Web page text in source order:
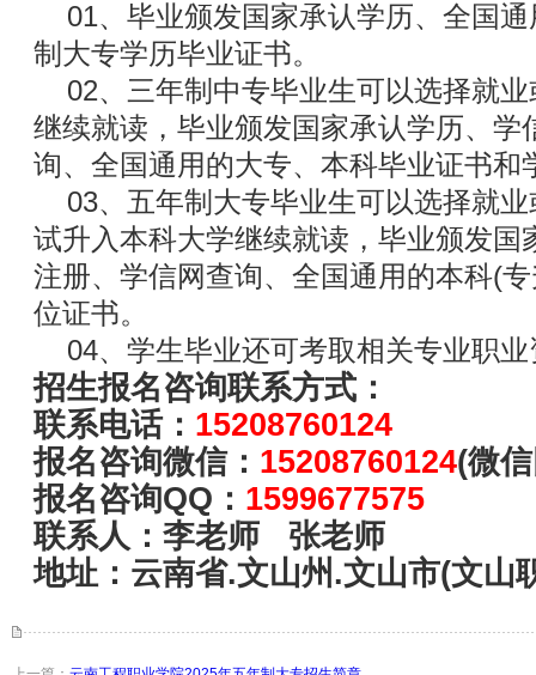
01、毕业颁发国家承认学历、全国通
制大专学历毕业证书。
02、三年制中专毕业生可以选择就业
继续就读，毕业颁发国家承认学历、学
询、全国通用的大专、本科毕业证书和
03、五年制大专毕业生可以选择就业
试升入本科大学继续就读，毕业颁发国
注册、学信网查询、全国通用的本科(
位证书。
04、学生毕业还可考取相关专业职业
招生报名咨询联系方式：
联系电话： 15208760124
报名咨询微信： 15208760124(微
报名咨询QQ： 1599677575
联系人：李老师 张老师
地址：云南省.文山州.文山市(文山